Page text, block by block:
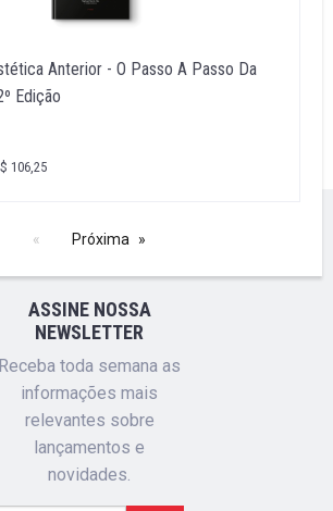
Anterior - O Passo A Passo Da
Edição
106,25
Próxima
ASSINE NOSSA
NEWSLETTER
Receba toda semana as
informações mais
relevantes sobre
lançamentos e
novidades.